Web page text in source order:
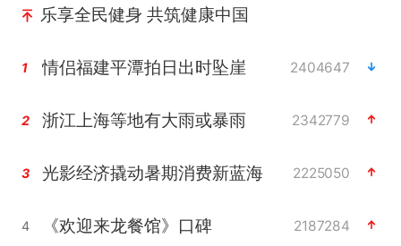
乐享全民健身 共筑健康中国
1 情侣福建平潭拍日出时坠崖 2404647
2 浙江上海等地有大雨或暴雨 2342779
3 光影经济撬动暑期消费新蓝海 2225050
4 《欢迎来龙餐馆》口碑 2187284